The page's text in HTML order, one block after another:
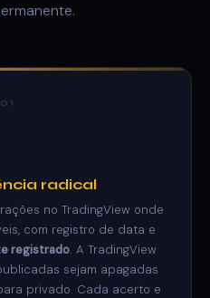
01
radical
no TradingView onde
com registro de data e
registrado. A TradingView
sejam apagadas
privado. Cada acerto e